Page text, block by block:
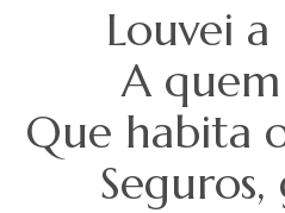
Louvei
A quem
Que habita